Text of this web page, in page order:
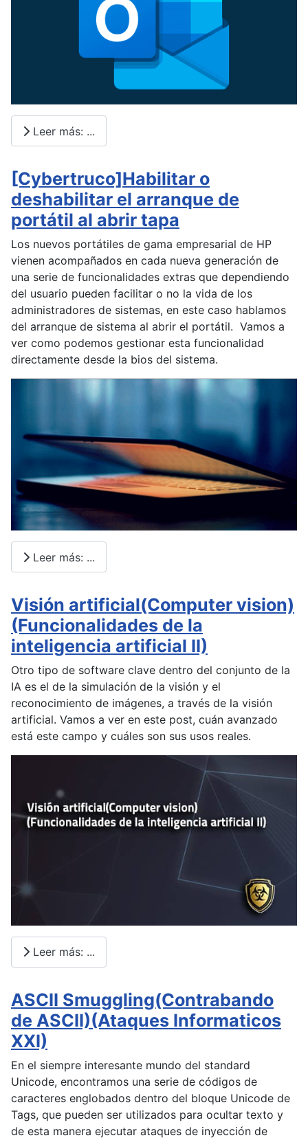
Leer más: ...
[Cybertruco]Habilitar o
deshabilitar el arranque de
portátil al abrir tapa
Los nuevos portátiles de gama empresarial de HP
vienen acompañados en cada nueva generación de
una serie de funcionalidades extras que dependiendo
del usuario pueden facilitar o no la vida de los
administradores de sistemas, en este caso hablamos
del arranque de sistema al abrir el portátil. Vamos a
ver como podemos gestionar esta funcionalidad
directamente desde la bios del sistema.
Leer más: ...
Visión artificial(Computer vision)
(Funcionalidades de la
inteligencia artificial II)
Otro tipo de software clave dentro del conjunto de la
IA es el de la simulación de la visión y el
reconocimiento de imágenes, a través de la visión
artificial. Vamos a ver en este post, cuán avanzado
está este campo y cuáles son sus usos reales.
Leer más: ...
ASCII Smuggling(Contrabando
de ASCII)(Ataques Informaticos
XXI)
En el siempre interesante mundo del standard
Unicode, encontramos una serie de códigos de
caracteres englobados dentro del bloque Unicode de
Tags, que pueden ser utilizados para ocultar texto y
de esta manera ejecutar ataques de inyección de